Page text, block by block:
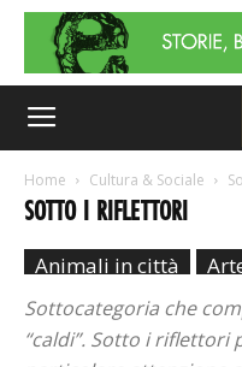
Home Cultura & Sociale
SOTTO I RIFLETTORI
Animali in città
Sottocategoria che
“caldi”. Sotto i riflettori